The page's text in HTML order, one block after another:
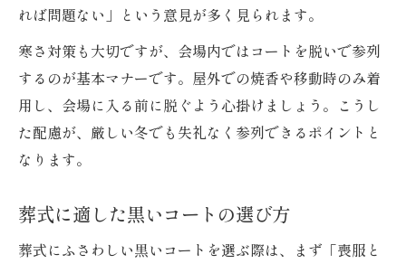
れば問題ない」という意見が多く見られます。
寒さ対策も大切ですが、会場内ではコートを脱いで参列
するのが基本マナーです。屋外での焼香や移動時のみ着
用し、会場に入る前に脱ぐよう心掛けましょう。こうし
た配慮が、厳しい冬でも失礼なく参列できるポイントと
なります。
葬式に適した黒いコートの選び方
葬式にふさわしい黒いコートを選ぶ際は、まず「喪服と